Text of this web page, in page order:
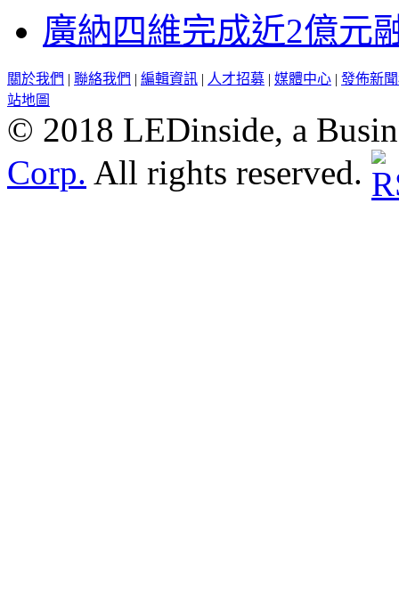
廣納四維完成近2億元
關於我們 | 聯絡我們 | 編輯資訊 | 人才招募 | 媒體中心 | 發佈新
站地圖
© 2018 LEDinside, a
Corp. All rights reserved.